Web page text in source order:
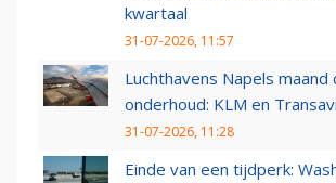
kwartaal
31-07-2026, 11:57
Luchthavens Napels
onderhoud: KLM en
31-07-2026, 11:28
Einde van een tijdperk: